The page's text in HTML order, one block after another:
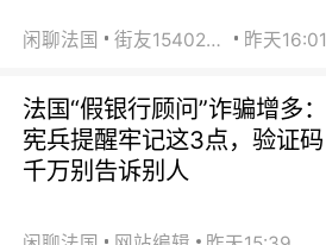
闲聊法国 街友15402223 昨天16:01
法国“假银行顾问”诈骗增多：
宪兵提醒牢记这3点，验证码
千万别告诉别人